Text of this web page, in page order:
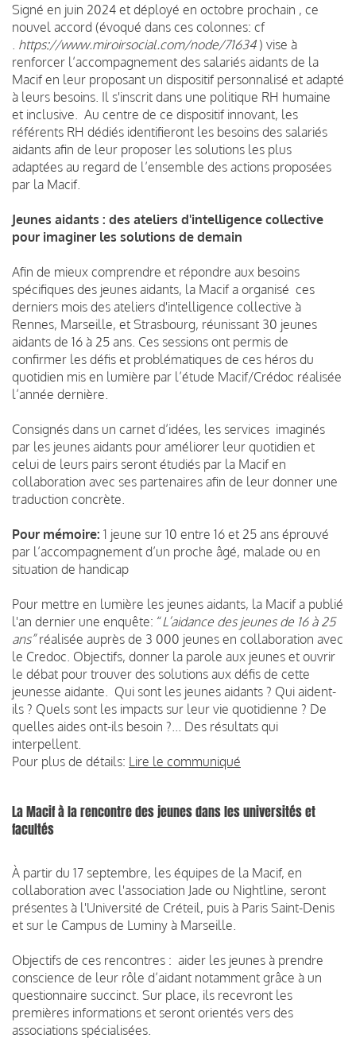
Signé en juin 2024 et déployé en octobre prochain , ce
nouvel accord (évoqué dans ces colonnes: cf
https://www.miroirsocial.com/node/71634) vise à
renforcer l’accompagnement des salariés aidants de la
Macif en leur proposant un dispositif personnalisé et adapté
à leurs besoins. Il s'inscrit dans une politique RH humaine
et inclusive. Au centre de ce dispositif innovant, les
référents RH dédiés identifieront les besoins des salariés
aidants afin de leur proposer les solutions les plus
adaptées au regard de l’ensemble des actions proposées
par la Macif.
Jeunes aidants : des ateliers d'intelligence collective
pour imaginer les solutions de demain
Afin de mieux comprendre et répondre aux besoins
spécifiques des jeunes aidants, la Macif a organisé ces
derniers mois des ateliers d'intelligence collective à
Rennes, Marseille, et Strasbourg, réunissant 30 jeunes
aidants de 16 à 25 ans. Ces sessions ont permis de
confirmer les défis et problématiques de ces héros du
quotidien mis en lumière par l’étude Macif/Crédoc réalisée
l’année dernière.
Consignés dans un carnet d’idées, les services imaginés
par les jeunes aidants pour améliorer leur quotidien et
celui de leurs pairs seront étudiés par la Macif en
collaboration avec ses partenaires afin de leur donner une
traduction concrète.
Pour mémoire: 1 jeune sur 10 entre 16 et 25 ans éprouvé
par l’accompagnement d’un proche âgé, malade ou en
situation de handicap
Pour mettre en lumière les jeunes aidants, la Macif a publié
l'an dernier une enquête: “L’aidance des jeunes de 16 à 25
ans”réalisée auprès de 3 000 jeunes en collaboration avec
le Credoc. Objectifs, donner la parole aux jeunes et ouvrir
le débat pour trouver des solutions aux défis de cette
jeunesse aidante. Qui sont les jeunes aidants ? Qui aident-
ils ? Quels sont les impacts sur leur vie quotidienne ? De
quelles aides ont-ils besoin ?... Des résultats qui
interpellent.
Pour plus de détails: Lire le communiqué
La Macif à la rencontre des jeunes dans les universités et
facultés
À partir du 17 septembre, les équipes de la Macif, en
collaboration avec l'association Jade ou Nightline, seront
présentes à l'Université de Créteil, puis à Paris Saint-Denis
et sur le Campus de Luminy à Marseille.
Objectifs de ces rencontres : aider les jeunes à prendre
conscience de leur rôle d’aidant notamment grâce à un
questionnaire succinct. Sur place, ils recevront les
premières informations et seront orientés vers des
associations spécialisées.